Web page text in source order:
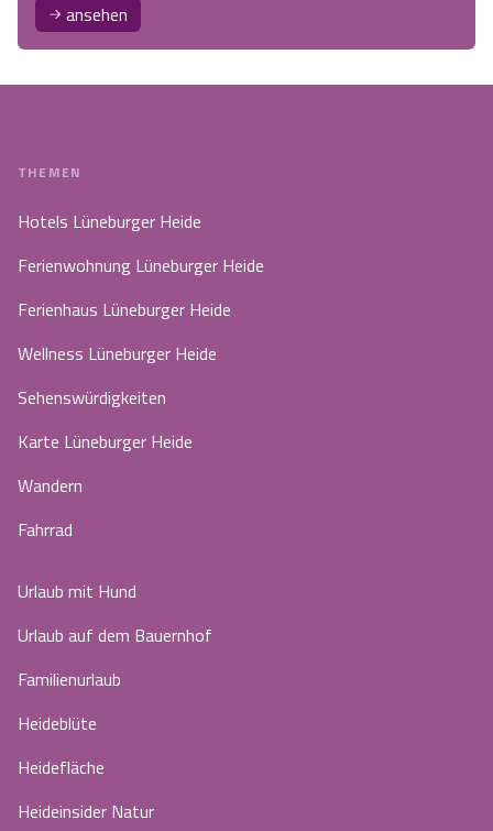
ansehen
THEMEN
Hotels Lüneburger Heide
Ferienwohnung Lüneburger Heide
Ferienhaus Lüneburger Heide
Wellness Lüneburger Heide
Sehenswürdigkeiten
Karte Lüneburger Heide
Wandern
Fahrrad
Urlaub mit Hund
Urlaub auf dem Bauernhof
Familienurlaub
Heideblüte
Heidefläche
Heideinsider Natur